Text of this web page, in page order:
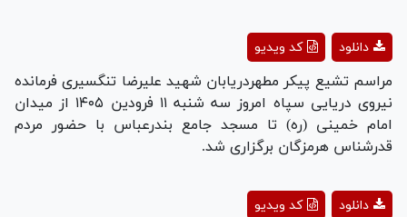
Play
Video
کد ویدیو دانلود
مراسم تشیع پیکر مطهردریابان شهید علیرضا تنگسیری فرمانده
نیروی دریایی سپاه امروز سه شنبه ۱۱ فرودین ۱۴۰۵ از میدان
امام خمینی (ره) تا مسجد جامع بندرعباس با حضور مردم
قدرشناس هرمزگان برگزاری شد.
Playکد ویدیو دانلود